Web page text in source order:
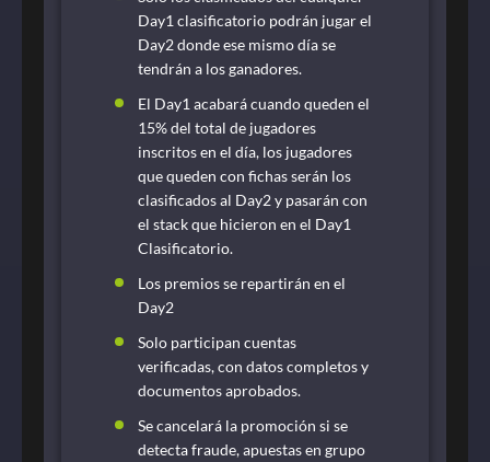
Day1 clasificatorio podrán jugar el
Day2 donde ese mismo día se
tendrán a los ganadores.
El Day1 acabará cuando queden el
15% del total de jugadores
inscritos en el día, los jugadores
que queden con fichas serán los
clasificados al Day2 y pasarán con
el stack que hicieron en el Day1
Clasificatorio.
Los premios se repartirán en el
Day2
Solo participan cuentas
verificadas, con datos completos y
documentos aprobados.
Se cancelará la promoción si se
detecta fraude, apuestas en grupo